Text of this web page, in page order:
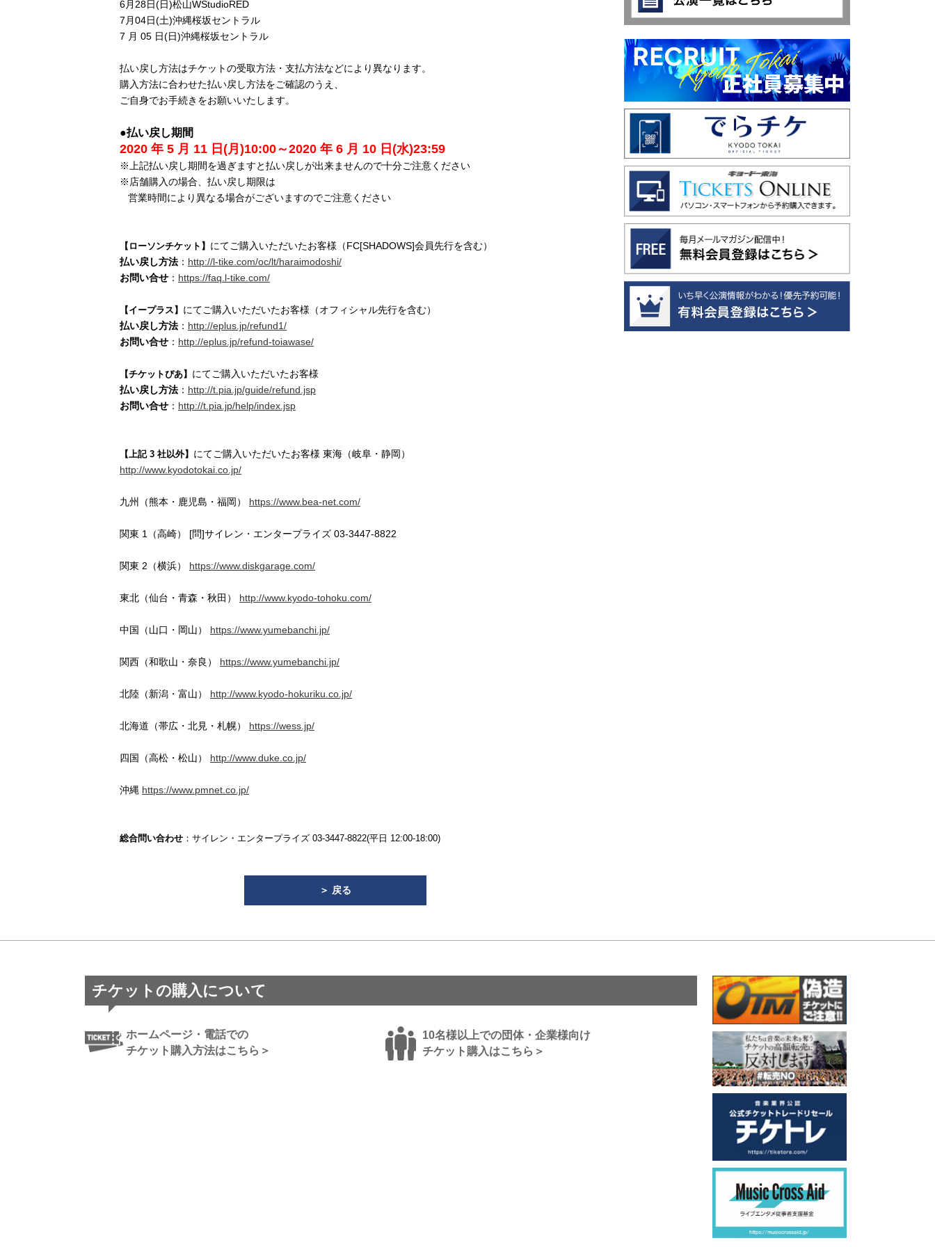
6月28日(日)松山WStudioRED
7月04日(土)沖縄桜坂セントラル
7 月 05 日(日)沖縄桜坂セントラル
払い戻し方法はチケットの受取方法・支払方法などにより異なります。
購入方法に合わせた払い戻し方法をご確認のうえ、
ご自身でお手続きをお願いいたします。
●払い戻し期間
2020 年 5 月 11 日(月)10:00～2020 年 6 月 10 日(水)23:59
※上記払い戻し期間を過ぎますと払い戻しが出来ませんので十分ご注意ください
※店舗購入の場合、払い戻し期限は
営業時間により異なる場合がございますのでご注意ください
【ローソンチケット】 にてご購入いただいたお客様（FC[SHADOWS]会員先行を含む）
払い戻し方法： http://l-tike.com/oc/lt/haraimodoshi/
お問い合せ ： https://faq.l-tike.com/
【イープラス】 にてご購入いただいたお客様（オフィシャル先行を含む）
払い戻し方法： http://eplus.jp/refund1/
お問い合せ ： http://eplus.jp/refund-toiawase/
【チケットぴあ】 にてご購入いただいたお客様
払い戻し方法： http://t.pia.jp/guide/refund.jsp
お問い合せ ： http://t.pia.jp/help/index.jsp
【上記 3 社以外】 にてご購入いただいたお客様 東海（岐阜・静岡）
http://www.kyodotokai.co.jp/
九州（熊本・鹿児島・福岡） https://www.bea-net.com/
関東 1（高崎） [問]サイレン・エンタープライズ 03-3447-8822
関東 2（横浜） https://www.diskgarage.com/
東北（仙台・青森・秋田） http://www.kyodo-tohoku.com/
中国（山口・岡山） https://www.yumebanchi.jp/
関西（和歌山・奈良） https://www.yumebanchi.jp/
北陸（新潟・富山） http://www.kyodo-hokuriku.co.jp/
北海道（帯広・北見・札幌） https://wess.jp/
四国（高松・松山） http://www.duke.co.jp/
沖縄 https://www.pmnet.co.jp/
総合問い合わせ ：サイレン・エンタープライズ 03-3447-8822(平日 12:00-18:00)
＞ 戻る
チケットの購入について
ホームページ・電話での
チケット購入方法はこちら＞
10名様以上での団体・企業様向け
チケット購入はこちら＞